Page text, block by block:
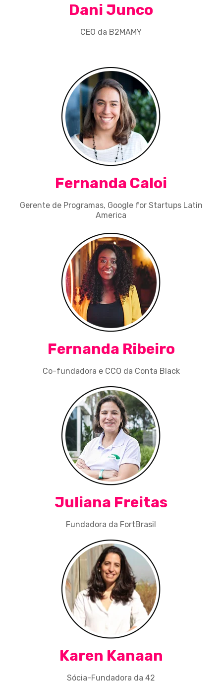
Dani Junco
CEO da B2MAMY
Fernanda Caloi
Gerente de Programas, Google for Startups Latin
America
Fernanda Ribeiro
Co-fundadora e CCO da Conta Black
Juliana Freitas
Fundadora da FortBrasil
Karen Kanaan
Sócia-Fundadora da 42